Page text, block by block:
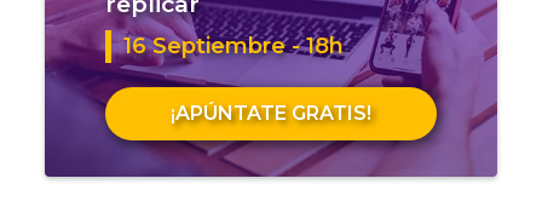
16 Septiembre - 18h
¡APÚNTATE GRATIS!